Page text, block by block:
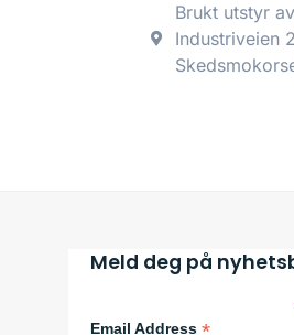
Brukt utstyr
Industriveien
Meld deg på
Email Address